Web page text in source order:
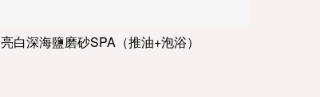
亮白深海鹽磨砂SPA（推油+泡浴）